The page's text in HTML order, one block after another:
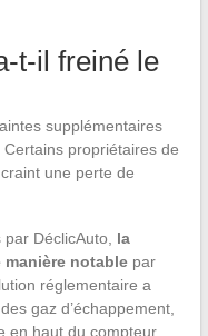
t-il freiné le
supplémentaires
propriétaires de
une perte de
DéclicAuto, la
manière notablepar
réglementaire a
gaz d’échappement,
en haut du compteur.